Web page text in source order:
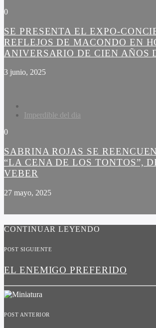
0
SE PRESENTA EL EXPO-
REFLEJOS DE MACONDO EN
ANIVERSARIO DE CIEN AÑOS
3 junio, 2025
Imperdible del dia
0
SABRINA ROJAS SE
“LA CENA DE LOS TONTOS”,
VEBER
27 mayo, 2025
CONTINUAR LEYENDO
POST SIGUIENTE
EL ENEMIGO PREFERIDO
POST ANTERIOR